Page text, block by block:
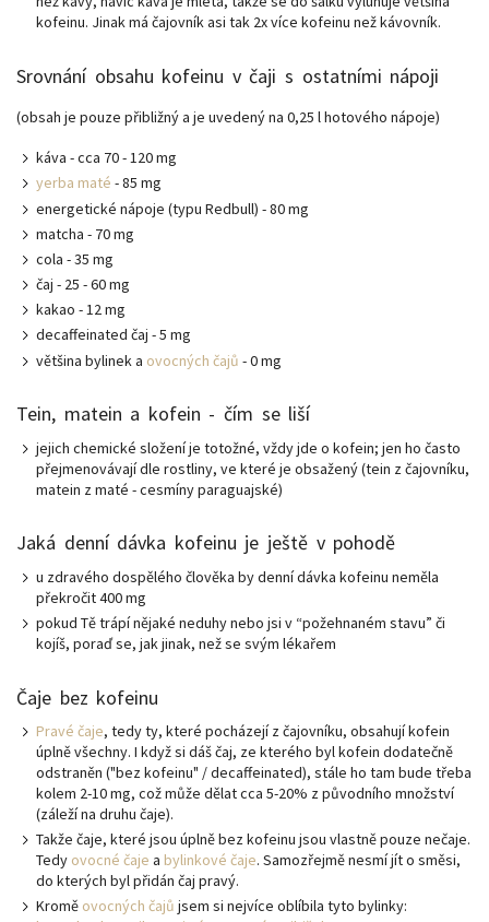
kofeinu. Jinak má čajovník asi tak 2x více kofeinu než kávovník.
Srovnání obsahu kofeinu v čaji s ostatními nápoji
(obsah je pouze přibližný a je uvedený na 0,25 l hotového nápoje)
káva - cca 70 - 120 mg
yerba maté - 85 mg
energetické nápoje (typu Redbull) - 80 mg
matcha - 70 mg
cola - 35 mg
čaj - 25 - 60 mg
kakao - 12 mg
decaffeinated čaj - 5 mg
většina bylinek a ovocných čajů - 0 mg
Tein, matein a kofein - čím se liší
jejich chemické složení je totožné, vždy jde o kofein; jen ho často
přejmenovávají dle rostliny, ve které je obsažený (tein z čajovníku,
matein z maté - cesmíny paraguajské)
Jaká denní dávka kofeinu je ještě v pohodě
u zdravého dospělého člověka by denní dávka kofeinu neměla
překročit 400 mg
pokud Tě trápí nějaké neduhy nebo jsi v “požehnaném stavu” či
kojíš, poraď se, jak jinak, než se svým lékařem
Čaje bez kofeinu
Pravé čaje, tedy ty, které pocházejí z čajovníku, obsahují kofein
úplně všechny. I když si dáš čaj, ze kterého byl kofein dodatečně
odstraněn ("bez kofeinu" / decaffeinated), stále ho tam bude třeba
kolem 2-10 mg, což může dělat cca 5-20% z původního množství
(záleží na druhu čaje).
Takže čaje, které jsou úplně bez kofeinu jsou vlastně pouze nečaje.
Tedy ovocné čaje a bylinkové čaje. Samozřejmě nesmí jít o směsi,
do kterých byl přidán čaj pravý.
Kromě ovocných čajů jsem si nejvíce oblíbila tyto bylinky: